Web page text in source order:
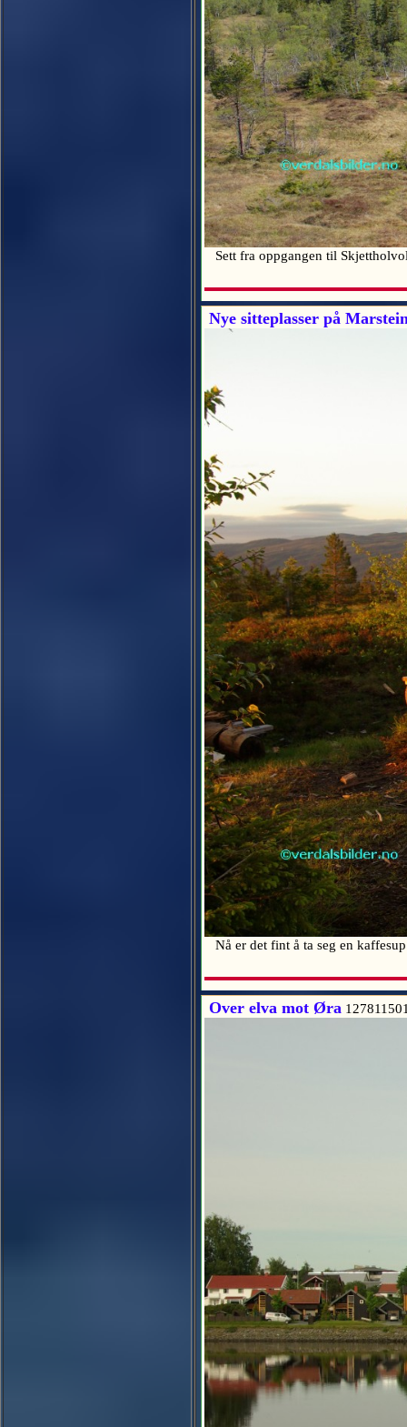
Sett fra oppgangen til
Nye sitteplasser på
Nå er det fint å ta seg en
Over elva mot Øra